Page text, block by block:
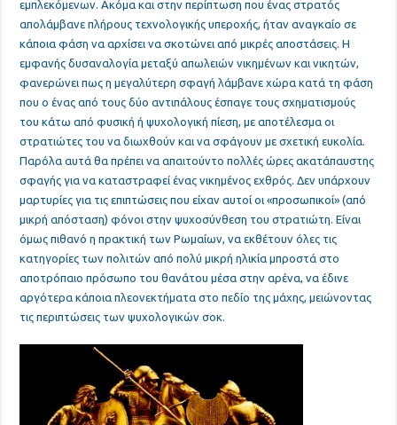
εμπλεκόμενων. Ακόμα και στην περίπτωση που ένας στρατός
απολάμβανε πλήρους τεχνολογικής υπεροχής, ήταν αναγκαίο σε
κάποια φάση να αρχίσει να σκοτώνει από μικρές αποστάσεις. Η
εμφανής δυσαναλογία μεταξύ απωλειών νικημένων και νικητών,
φανερώνει πως η μεγαλύτερη σφαγή λάμβανε χώρα κατά τη φάση
που ο ένας από τους δύο αντιπάλους έσπαγε τους σχηματισμούς
του κάτω από φυσική ή ψυχολογική πίεση, με αποτέλεσμα οι
στρατιώτες του να διωχθούν και να σφάγουν με σχετική ευκολία.
Παρόλα αυτά θα πρέπει να απαιτούντο πολλές ώρες ακατάπαυστης
σφαγής για να καταστραφεί ένας νικημένος εχθρός. Δεν υπάρχουν
μαρτυρίες για τις επιπτώσεις που είχαν αυτοί οι «προσωπικοί» (από
μικρή απόσταση) φόνοι στην ψυχοσύνθεση του στρατιώτη. Είναι
όμως πιθανό η πρακτική των Ρωμαίων, να εκθέτουν όλες τις
κατηγορίες των πολιτών από πολύ μικρή ηλικία μπροστά στο
αποτρόπαιο πρόσωπο του θανάτου μέσα στην αρένα, να έδινε
αργότερα κάποια πλεονεκτήματα στο πεδίο της μάχης, μειώνοντας
τις περιπτώσεις των ψυχολογικών σοκ.